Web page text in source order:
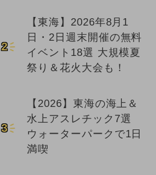
2
【東海】2026年8月1
日・2日週末開催の無料
イベント18選 大規模夏
祭り＆花火大会も！
3
【2026】東海の海上＆
水上アスレチック7選
ウォーターパークで1日
満喫